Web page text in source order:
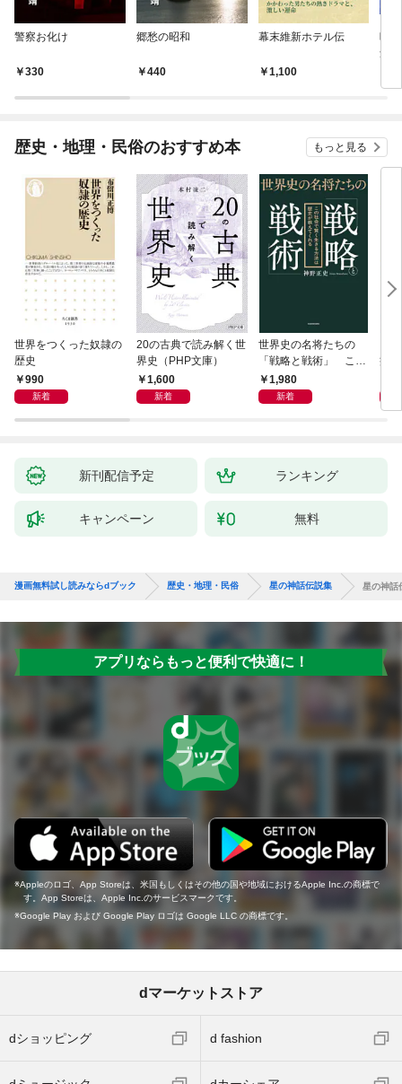
警察お化け
330
郷愁の昭和
440
幕末維新ホテル伝
1,100
暁
創
歴史・地理・民俗のおすすめ本 もっと見る
世界をつくった奴隷の
歴史
990
新着
20の古典で読み解く世
界史（PHP文庫）
1,600
新着
世界史の名将たちの
「戦略と戦術」 この
社会で賢く生きる方法
は歴史が教えてくれる
1,980
新着
痛
新刊配信予定 ランキング
キャンペーン 無料
漫画無料試し読みならdブック 歴史・地理・民俗 星の神話伝説集 星の神話
アプリならもっと便利で快適に！
Appleのロゴ、App Storeは、米国もしくはその他の国や地域におけるApple Inc.の商標で
す。App Storeは、Apple Inc.のサービスマークです。
Google Play および Google Play ロゴは Google LLC の商標です。
dマーケットストア
dショッピング d fashion